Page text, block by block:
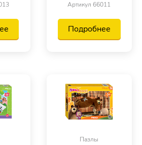
Артикул 66011
Подробнее
Пазлы